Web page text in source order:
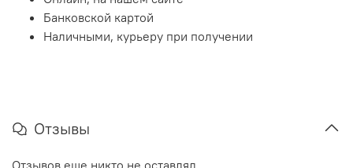
Банковской картой
Наличными, курьеру при получении
Отзывы
Отзывов еще никто не оставлял